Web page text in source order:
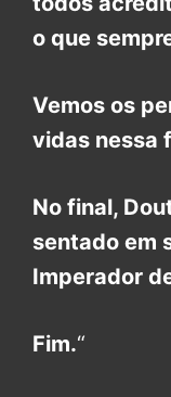
o que
Vemos os
vidas nessa
No final,
sentado em
Imperador
Fim.“